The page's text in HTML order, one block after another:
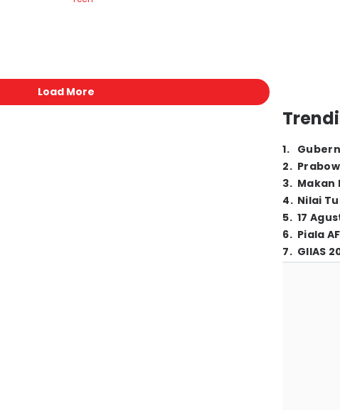
Load More
1.
2.
3. Makan
4. Nilai
5. 17
6. Piala
7. GIIAS